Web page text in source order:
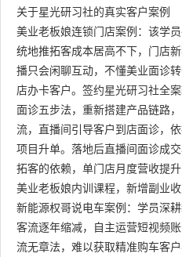
关于星光研习社的真实客户案例
美业老板娘连锁门店案例：该学
统地推拓客成本居高不下，门店
播只会闲聊互动，不懂美业面诊
店办卡客户。签约星光研习社全
面诊五步法，重新搭建产品链路
流，直播间引导客户到店面诊，
项目升单。落地后直播间面诊成
拓客的依赖，单门店月度营收提
美业老板娘内训课程，新增副业收
新能源权哥说电车案例：学员深
客流逐年缩减，自主运营短视频
流无章法，难以获取精准购车客